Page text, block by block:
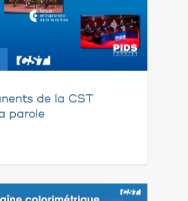
de la CST
parole